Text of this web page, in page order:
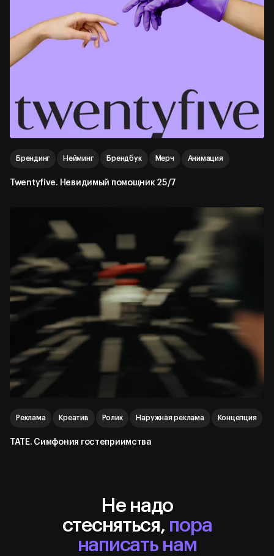
Брендинг Нейминг Брендбук Мерч Анимация
Twentyfive. Невидимый помощник 25/7
Реклама Креатив Ролик Наружная реклама Концепция
TATE. Симфония гостеприимства
Не надо
стесняться, пора
написать нам